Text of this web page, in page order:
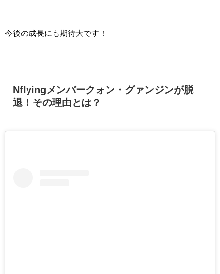
今後の成長にも期待大です！
Nflyingメンバークォン・グァンジンが脱
退！その理由とは？